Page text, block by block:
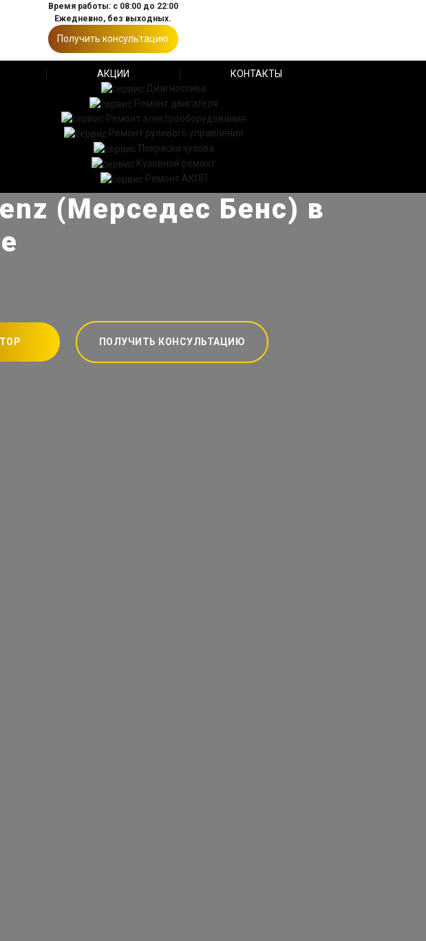
Время работы: с 08:00 до 22:00
Ежедневно, без выходных.
Получить консультацию
АКЦИИ
КОНТАКТЫ
Диагностика
Ремонт двигателя
Ремонт электрооборудования
Ремонт рулевого управления
Покраска кузова
Кузовной ремонт
Ремонт АКПП
(Мерседес Бенс) в
ПОЛУЧИТЬ КОНСУЛЬТАЦИЮ